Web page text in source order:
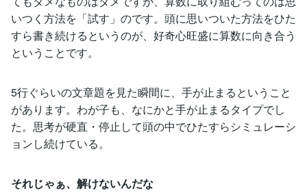
いつく方法を「試す」のです。頭に思いついた方法をひた
すら書き続けるというのが、好奇心旺盛に算数に向き合う
ということです。
5行ぐらいの文章題を見た瞬間に、手が止まるということ
があります。わが子も、なにかと手が止まるタイプでし
た。思考が硬直・停止して頭の中でひたすらシミュレーシ
ョンし続けている。
それじゃぁ、解けないんだな